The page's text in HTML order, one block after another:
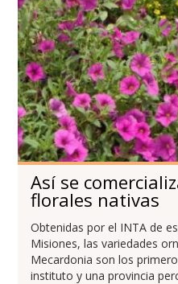
Así se
florales nativas
Obtenidas por el INTA de
Misiones, las variedades
Mecardonia son los
instituto y una provincia